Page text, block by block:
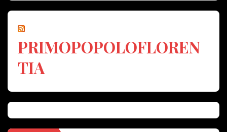
PRIMOPOPOLOFLOREN
TIA